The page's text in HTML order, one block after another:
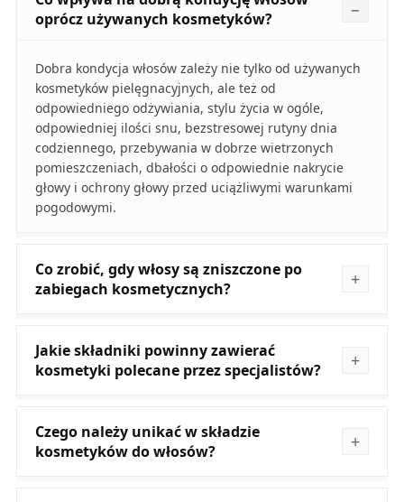
oprócz używanych kosmetyków?
Dobra kondycja włosów zależy nie tylko od używanych
kosmetyków pielęgnacyjnych, ale też od
odpowiedniego odżywiania, stylu życia w ogóle,
odpowiedniej ilości snu, bezstresowej rutyny dnia
codziennego, przebywania w dobrze wietrzonych
pomieszczeniach, dbałości o odpowiednie nakrycie
głowy i ochrony głowy przed uciążliwymi warunkami
pogodowymi.
Co zrobić, gdy włosy są zniszczone po
zabiegach kosmetycznych?
Jakie składniki powinny zawierać
kosmetyki polecane przez specjalistów?
Czego należy unikać w składzie
kosmetyków do włosów?